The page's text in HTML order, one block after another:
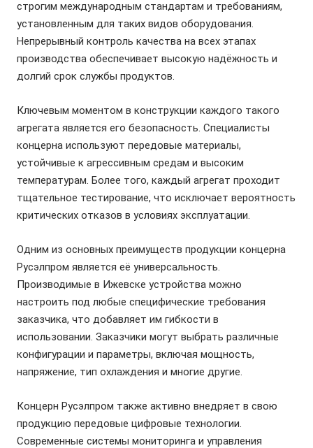
строгим международным стандартам и требованиям,
установленным для таких видов оборудования.
Непрерывный контроль качества на всех этапах
производства обеспечивает высокую надёжность и
долгий срок службы продуктов.
Ключевым моментом в конструкции каждого такого
агрегата является его безопасность. Специалисты
концерна используют передовые материалы,
устойчивые к агрессивным средам и высоким
температурам. Более того, каждый агрегат проходит
тщательное тестирование, что исключает вероятность
критических отказов в условиях эксплуатации.
Одним из основных преимуществ продукции концерна
Русэлпром является её универсальность.
Производимые в Ижевске устройства можно
настроить под любые специфические требования
заказчика, что добавляет им гибкости в
использовании. Заказчики могут выбрать различные
конфигурации и параметры, включая мощность,
напряжение, тип охлаждения и многие другие.
Концерн Русэлпром также активно внедряет в свою
продукцию передовые цифровые технологии.
Современные системы мониторинга и управления